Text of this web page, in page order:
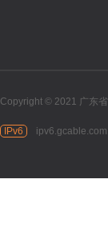
Copyright © 2021 广东
IPv6